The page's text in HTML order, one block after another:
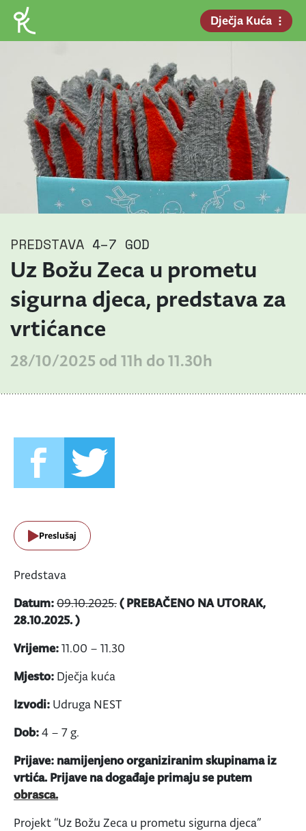
Dječja Kuća
PREDSTAVA 4–7 GOD
Uz Božu Zeca u prometu
sigurna djeca, predstava za
vrtićance
28/10/2025 od 11h do 11.30h
Preslušaj
Predstava
Datum:09.10.2025.( PREBAČENO NA UTORAK,
28.10.2025. )
Vrijeme:11.00 – 11.30
Mjesto: Dječja kuća
Izvodi: Udruga NEST
Dob:4 – 7 g.
Prijave: namijenjeno organiziranim skupinama iz
vrtića. Prijave na događaje primaju se putem
obrasca.
Projekt “Uz Božu Zeca u prometu sigurna djeca”